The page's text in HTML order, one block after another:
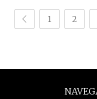
la historia moderna
Reino Unido
1 2